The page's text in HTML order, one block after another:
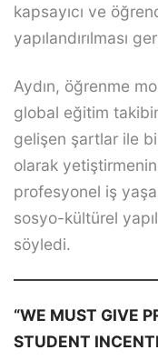
kapsayıcı ve
yapılandırılması
Aydın, öğrenme
global eğitim
gelişen şartlar ile
olarak
profesyonel iş
sosyo-kültürel
söyledi.
“WE MUST GIVE
STUDENT